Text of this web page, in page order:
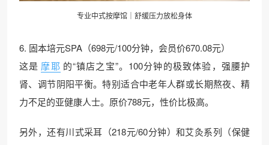
专业中式按摩馆｜舒缓压力放松身体
6. 固本培元SPA（698元/100分钟，会员价670.08元）
这是 摩耶 的“镇店之宝”。100分钟的极致体验，强腰护
肾、调节阴阳平衡。特别适合中老年人群或长期熬夜、精
力不足的亚健康人士。原价788元，性价比极高。
另外，还有川式采耳（218元/60分钟）和艾灸系列（保健